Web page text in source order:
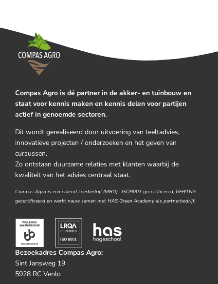
Compas Agro is dé partner in de akker- en tuinbouw en
staat voor kennis maken en kennis delen voor partijen
actief in genoemde sectoren.
Dit wordt gerealiseerd door uitvoering van teeltadvies,
innovatieve projecten / onderzoeken en het geven van
cursussen.
Zo ontstaan duurzame relaties met klanten waarbij de
kwaliteit van het advies centraal staat.
Compas Agro is een erkend Leerbedrijf (MBO), ISO9001 gecertificeerd, GEP/TNG
gecertificeerd en werkt nauw samen met HAS Green Academy als partnerbedrijf.
Bezoekadres Compas Agro:
Sint Jansweg 19
5928 RC Venlo